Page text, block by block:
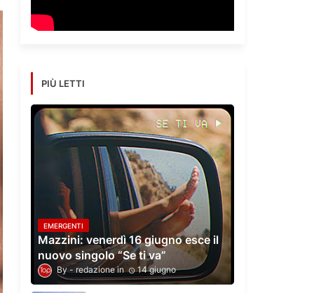
PIÙ LETTI
EMERGENTI
Mazzini: venerdì 16 giugno esce il
nuovo singolo “Se ti va”
redazione 14 giugno